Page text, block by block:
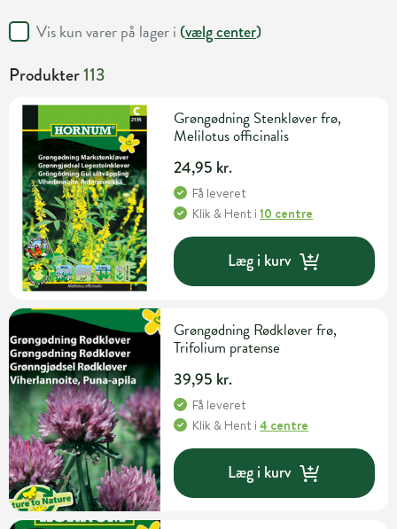
Vis kun varer på lager i (vælg center)
Produkter113
Grøngødning Stenkløver frø,
Melilotus officinalis
24,95 kr.
Få leveret
Klik & Hent i10 centre
Læg i kurv
Grøngødning Rødkløver frø,
Trifolium pratense
39,95 kr.
Få leveret
Klik & Hent i4 centre
Læg i kurv